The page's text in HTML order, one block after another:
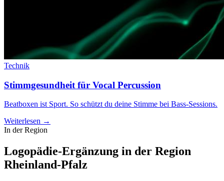
Technik
Stimmgesundheit für Vocal Percussion
Beatboxen ist Sport. So schützt du deine Stimme bei Bass-Sessions.
Weiterlesen →
In der Region
Logopädie-Ergänzung in der Region
Rheinland-Pfalz